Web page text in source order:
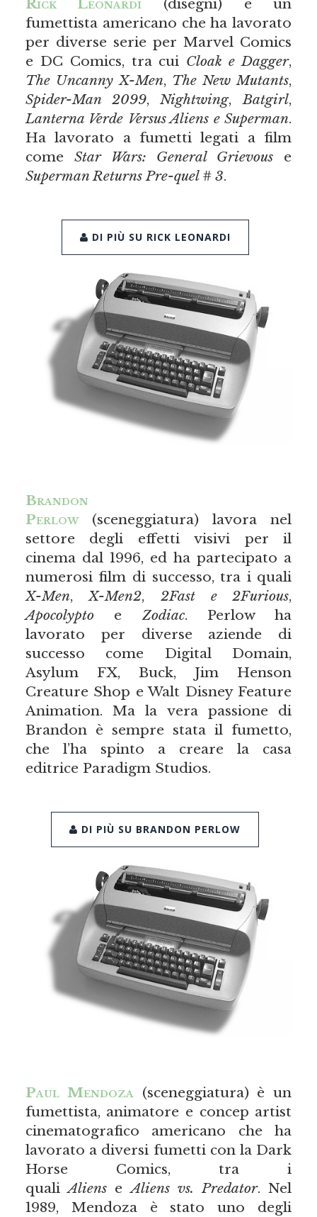
fumettista americano che ha lavorato
per diverse serie per Marvel Comics
e DC Comics, tra cui Cloak e Dagger,
The Uncanny X-Men, The New Mutants,
Spider-Man 2099, Nightwing, Batgirl,
Lanterna Verde Versus Aliens e Superman.
Ha lavorato a fumetti legati a film
come Star Wars: General Grievous e
Superman Returns Pre-quel # 3.
DI PIÙ SU RICK LEONARDI
Brandon
Perlow(sceneggiatura) lavora nel
settore degli effetti visivi per il
cinema dal 1996, ed ha partecipato a
numerosi film di successo, tra i quali
X-Men,X-Men2,2Fast e 2Furious,
Apocolyptoe Zodiac. Perlow ha
lavorato per diverse aziende di
successo come Digital Domain,
Asylum FX, Buck, Jim Henson
Creature Shop e Walt Disney Feature
Animation. Ma la vera passione di
Brandon è sempre stata il fumetto,
che l’ha spinto a creare la casa
editrice Paradigm Studios.
DI PIÙ SU BRANDON PERLOW
Paul Mendoza(sceneggiatura) è un
fumettista, animatore e concep artist
cinematografico americano che ha
lavorato a diversi fumetti con la Dark
Horse Comics, tra i
qualiAliens eAliens vs. Predator. Nel
1989, Mendoza è stato uno degli